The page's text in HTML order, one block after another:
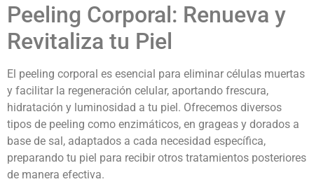
Peeling Corporal: Renueva y
Revitaliza tu Piel
El peeling corporal es esencial para eliminar células muertas
y facilitar la regeneración celular, aportando frescura,
hidratación y luminosidad a tu piel. Ofrecemos diversos
tipos de peeling como enzimáticos, en grageas y dorados a
base de sal, adaptados a cada necesidad específica,
preparando tu piel para recibir otros tratamientos posteriores
de manera efectiva.